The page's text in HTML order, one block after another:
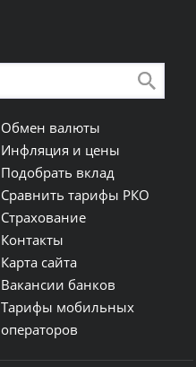
Обмен валюты
Инфляция и цены
Подобрать вклад
Сравнить тарифы РКО
Страхование
Контакты
Карта сайта
Вакансии банков
Тарифы мобильных
операторов